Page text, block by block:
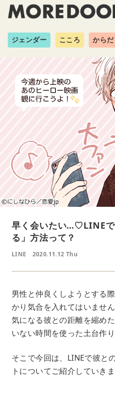
ジェンダー こころ からだ
早く会いたい…♡LINEで
る」方法って？
LINE 2020.11.12 Thu
男性と仲良くしようとする
かり気合を入れてはいませ
気になる彼との距離を縮め
いない時間を使った土台作り
そこで今回は、LINEで彼と
トについてご紹介していきま